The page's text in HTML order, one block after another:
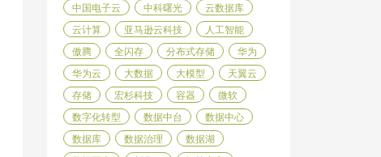
中国电子云
中科曙光
云数据库
云计算
亚马逊云科技
人工智能
傲腾
全闪存 分布式存储
华为
华为云
大数据 大模型
天翼云
存储
宏杉科技 容器
微软
数字化转型
数据中台
数据中心
数据库
数据治理
数据湖